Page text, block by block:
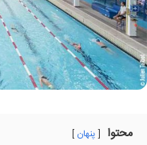
محتوا پنهان